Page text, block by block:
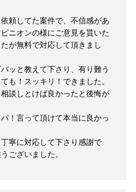
頼してた案件で、不信感があ
ニオンの様にご意見を貰いた
が無料で対応して頂きまし
ッと教えて下さり、有り難う
も！スッキリ！できました。
談しとけば良かったと後悔が
！言って頂けて本当に良かっ
寧に対応して下さり感謝で
ございました。